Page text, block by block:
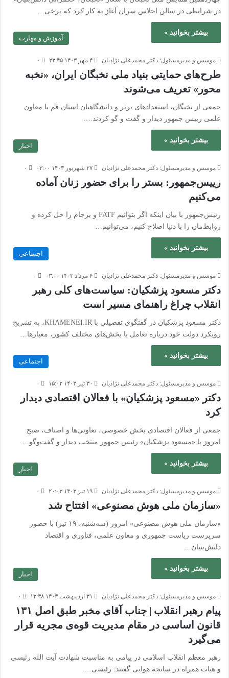
در شرایطی در سالن اجلاس سران آغاز به کار کرد که برخی…
بیشتر بخوانید »
آموزش و مهارت
موسس و مدیرمسئول: دکتر محمدعلی نژادیان ۴ مهر ۱۴۰۳ ۲۳:۴۵ ۰
طرح‌های حمایتی بنیاد ملی نخبگان ایران، «نخبه
‌محور» تعریف می‌شوند
جمعی از نخبگان، استعدادهای برتر و دانشگاهیان استان قم با معاون
علمی رییس جمهور دیدار و گفت و گو کردند.…
بیشتر بخوانید »
اخبار
موسس و مدیرمسئول: دکتر محمدعلی نژادیان ۲۷ شهریور ۱۴۰۳ ۰۳:۰۰ ۰
رییس‌جمهور: بستر را برای حضور زنان آماده
می‌کنیم
رئیس‌جمهور با بیان اینکه اگر بتوانیم FATF و برجام را حل کرده و
روابط‌مان را با دنیا اصلاح کنیم، می‌توانیم…
بیشتر بخوانید »
اجتماعی
موسس و مدیرمسئول: دکتر محمدعلی نژادیان ۶ مرداد ۱۴۰۳ ۰۳:۰۰ ۰
دکتر مسعود پزشکیان: سیاست‌های کلی رهبر
انقلاب چراغ راهنمای مسیر است
دکتر مسعود پزشکیان در گفتگوی تفصیلی با KHAMENEI.IR، به تشریح
رویکرد دولت خود درباره تعامل با بخش‌های مختلف کشور، معیارها…
بیشتر بخوانید »
اجتماعی
موسس و مدیرمسئول: دکتر محمدعلی نژادیان ۳۰ تیر ۱۴۰۳ ۱۵:۰۲ ۰
دکتر «مسعود پزشکیان» با فعالان اقتصادی دیدار
کرد
جمعی از فعالان اقتصادی بخش خصوصی، تعاونی‌ها و اصناف، صبح
امروز با «مسعود پزشکیان» رئیس جمهور منتخب دیدار و گفت‌وگو…
بیشتر بخوانید »
اخبار
موسس و مدیرمسئول: دکتر محمدعلی نژادیان ۱۹ تیر ۱۴۰۳ ۲۰:۰۳ ۰
«سازمان ملی هوش مصنوعی» افتتاح شد
«سازمان ملی هوش مصنوعی» امروز (سه‌شنبه، ۱۹ تیر) با حضور
سرپرست ریاست جمهوری و معاون علمی، فناوری و اقتصاد
دانش‌بنیان…
بیشتر بخوانید »
اخبار
موسس و مدیرمسئول: دکتر محمدعلی نژادیان ۳۱ اردیبهشت ۱۴۰۳ ۱۳:۳۸ ۰
پیام رهبر انقلاب | جناب آقای مخبر طبق اصل ۱۳۱
قانون اساسی در مقام مدیریت قوه‌ی مجریه قرار
می‌گیرد
رهبر معظم انقلاب اسلامی در پیامی به مناسبت شهادت آیت الله رئیسی
و هیات همراه در سانحه هوایی گفتند: رئیسی…